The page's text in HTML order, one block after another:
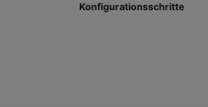
Konfigurationsschritte